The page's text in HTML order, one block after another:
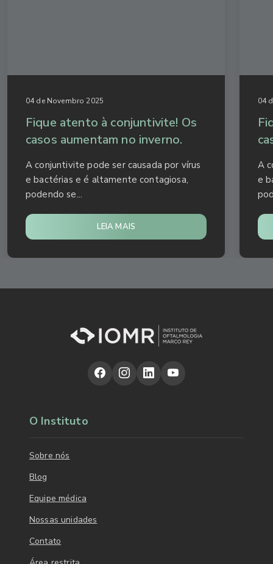
04 de Novembro 2025
Fique atento à conjuntivite! Os
casos aumentam no inverno.
A conjuntivite pode ser causada por vírus
e bactérias e é altamente contagiosa,
podendo se...
LEIA MAIS
04
A
e
O Instituto
Sobre nós
Blog
Equipe médica
Nossas unidades
Contato